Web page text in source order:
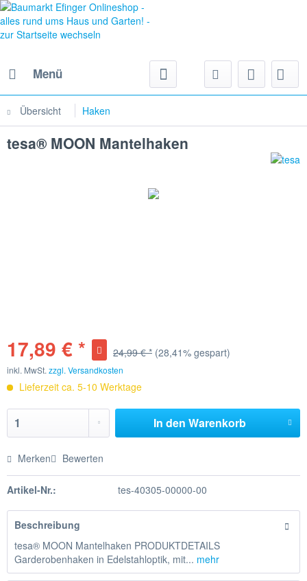
Menü
Übersicht Haken
tesa® MOON Mantelhaken
17,89 € * 24,99 € * (28,41% gespart)
inkl. MwSt. zzgl. Versandkosten
Lieferzeit ca. 5-10 Werktage
In den Warenkorb
Merken Bewerten
Artikel-Nr.: tes-40305-00000-00
Beschreibung
tesa® MOON Mantelhaken PRODUKTDETAILS
Garderobenhaken in Edelstahloptik, mit... mehr